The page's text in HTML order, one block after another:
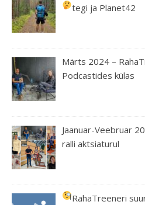
tegi ja Planet42
Märts 2024 –
Podcastides külas
Jaanuar-Veebruar
ralli aktsiaturul
RahaTreeneri